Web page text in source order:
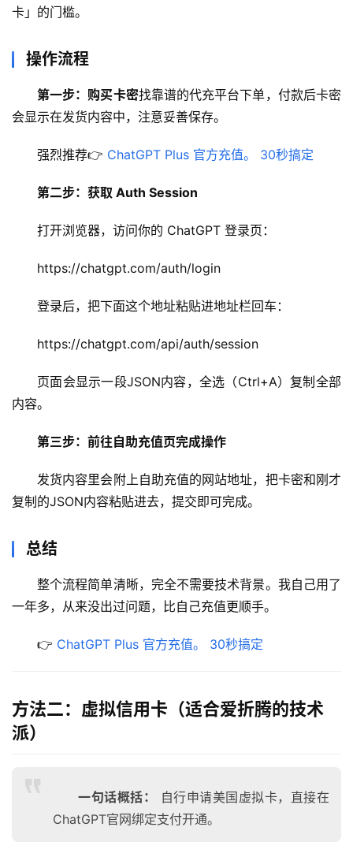
卡」的门槛。
操作流程
第一步：购买卡密找靠谱的代充平台下单，付款后卡密
会显示在发货内容中，注意妥善保存。
强烈推荐👉 ChatGPT Plus 官方充值。 30秒搞定
第二步：获取 Auth Session
打开浏览器，访问你的 ChatGPT 登录页：
https://chatgpt.com/auth/login
登录后，把下面这个地址粘贴进地址栏回车：
https://chatgpt.com/api/auth/session
页面会显示一段JSON内容，全选（Ctrl+A）复制全部
内容。
第三步：前往自助充值页完成操作
发货内容里会附上自助充值的网站地址，把卡密和刚才
复制的JSON内容粘贴进去，提交即可完成。
总结
整个流程简单清晰，完全不需要技术背景。我自己用了
一年多，从来没出过问题，比自己充值更顺手。
👉 ChatGPT Plus 官方充值。 30秒搞定
方法二：虚拟信用卡（适合爱折腾的技术
派）
一句话概括：
自行申请美国虚拟卡，直接在
ChatGPT官网绑定支付开通。